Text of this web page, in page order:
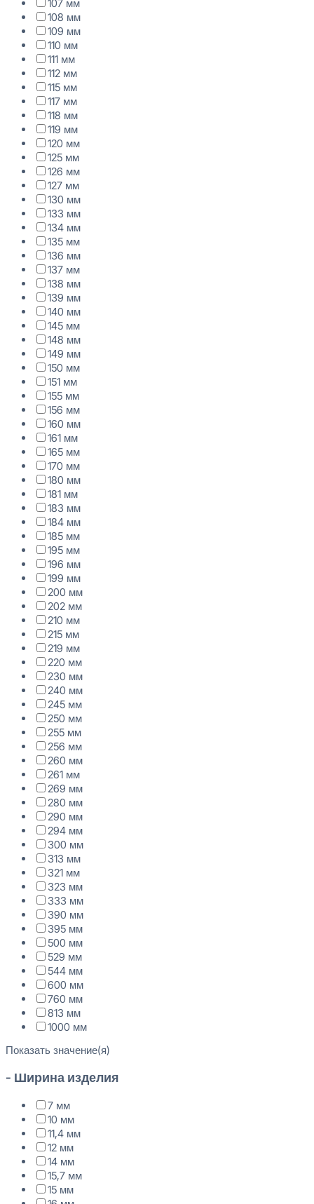
107 мм
108 мм
109 мм
110 мм
111 мм
112 мм
115 мм
117 мм
118 мм
119 мм
120 мм
125 мм
126 мм
127 мм
130 мм
133 мм
134 мм
135 мм
136 мм
137 мм
138 мм
139 мм
140 мм
145 мм
148 мм
149 мм
150 мм
151 мм
155 мм
156 мм
160 мм
161 мм
165 мм
170 мм
180 мм
181 мм
183 мм
184 мм
185 мм
195 мм
196 мм
199 мм
200 мм
202 мм
210 мм
215 мм
219 мм
220 мм
230 мм
240 мм
245 мм
250 мм
255 мм
256 мм
260 мм
261 мм
269 мм
280 мм
290 мм
294 мм
300 мм
313 мм
321 мм
323 мм
333 мм
390 мм
395 мм
500 мм
529 мм
544 мм
600 мм
760 мм
813 мм
1000 мм
Показать значение(я)
- Ширина изделия
7 мм
10 мм
11,4 мм
12 мм
14 мм
15,7 мм
15 мм